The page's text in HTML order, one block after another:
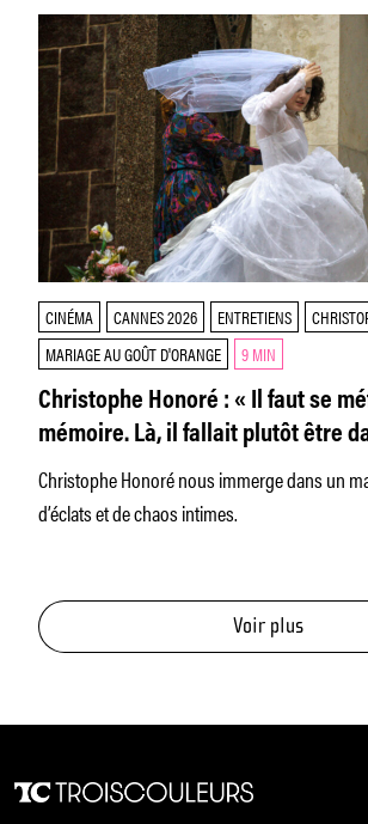
CINÉMA CANNES 2026 ENTRETIENS
MARIAGE AU GOÛT D'ORANGE
9 MIN
Christophe Honoré : « Il faut se
mémoire. Là, il fallait plutôt être
sensation. »
Christophe Honoré nous immerge dans un
d’éclats et de chaos intimes.
Voir plus